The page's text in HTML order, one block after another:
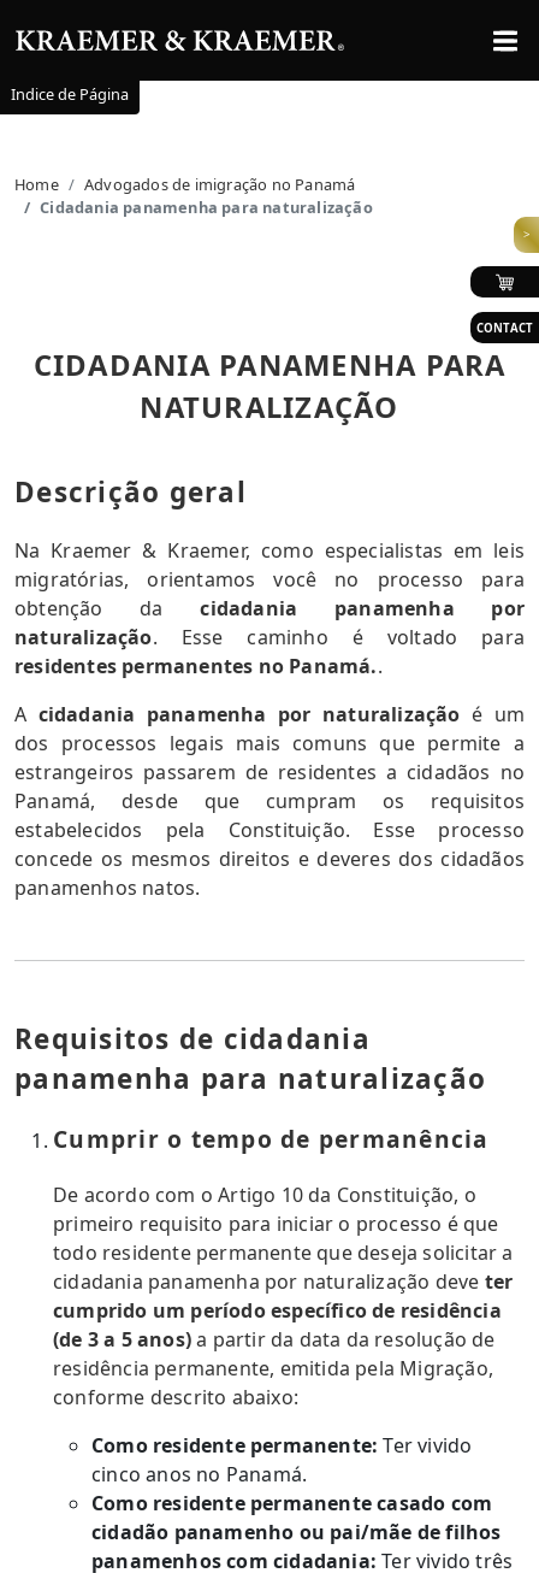
>
CONTACT
Home
Advogados de imigração no Panamá
Cidadania panamenha para naturalização
CIDADANIA PANAMENHA PARA
NATURALIZAÇÃO
Descrição geral
Na Kraemer & Kraemer, como especialistas em leis
migratórias, orientamos você no processo para
obtenção dacidadania panamenha por
naturalização. Esse caminho é voltado para
residentes permanentes no Panamá..
A cidadania panamenha por naturalização é um
dos processos legais mais comuns que permite a
estrangeiros passarem de residentes a cidadãos no
Panamá, desde que cumpram os requisitos
estabelecidos pela Constituição. Esse processo
concede os mesmos direitos e deveres dos cidadãos
panamenhos natos.
Requisitos de cidadania
panamenha para naturalização
Cumprir o tempo de permanência
De acordo com o Artigo 10 da Constituição, o
primeiro requisito para iniciar o processo é que
todo residente permanente que deseja solicitar a
cidadania panamenha por naturalização deve ter
cumprido um período específico de residência
(de 3 a 5 anos)a partir da data da resolução de
residência permanente, emitida pela Migração,
conforme descrito abaixo:
Como residente permanente: Ter vivido
cinco anos no Panamá.
Como residente permanente casado com
cidadão panamenho ou pai/mãe de filhos
panamenhos com cidadania: Ter vivido três
Indice de Página